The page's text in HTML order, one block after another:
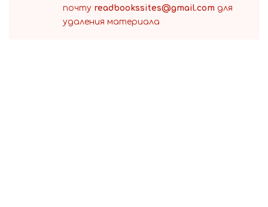
почту readbookssites@gmail.com для
удаления материала